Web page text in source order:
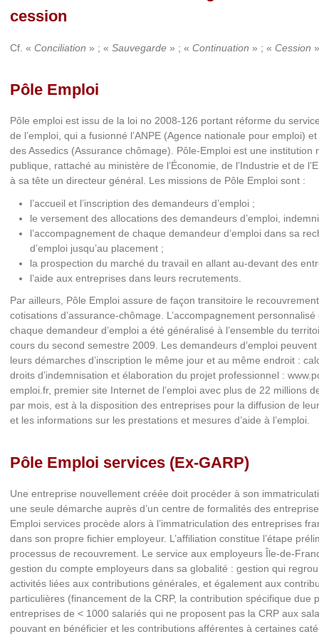
cession
Cf. « Conciliation » ; « Sauvegarde » ; « Continuation » ; « Cession
Pôle Emploi
Pôle emploi est issu de la loi no 2008-126 portant réforme du
de l’emploi, qui a fusionné l’ANPE (Agence nationale pour emploi)
des Assedics (Assurance chômage). Pôle-Emploi est une institution
publique, rattaché au ministère de l’Économie, de l’Industrie et de
à sa tête un directeur général. Les missions de Pôle Emploi sont :
l’accueil et l’inscription des demandeurs d’emploi ;
le versement des allocations des demandeurs d’emploi,
l’accompagnement de chaque demandeur d’emploi dans sa
d’emploi jusqu’au placement ;
la prospection du marché du travail en allant au-devant des
l’aide aux entreprises dans leurs recrutements.
Par ailleurs, Pôle Emploi assure de façon transitoire le
cotisations d’assurance-chômage. L’accompagnement personnalisé
chaque demandeur d’emploi a été généralisé à l’ensemble du
cours du second semestre 2009. Les demandeurs d’emploi
leurs démarches d’inscription le même jour et au même endroit :
droits d’indemnisation et élaboration du projet professionnel :
emploi.fr, premier site Internet de l’emploi avec plus de 22 millions
par mois, est à la disposition des entreprises pour la diffusion de
et les informations sur les prestations et mesures d’aide à l’emploi.
Pôle Emploi services (Ex-GARP)
Une entreprise nouvellement créée doit procéder à son
une seule démarche auprès d’un centre de formalités des
Emploi services procède alors à l’immatriculation des entreprises
dans son propre fichier employeur. L’affiliation constitue l’étape
processus de recouvrement. Le service aux employeurs Île-de-
gestion du compte employeurs dans sa globalité : gestion qui
activités liées aux contributions générales, et également aux
particulières (financement de la CRP, la contribution spécifique due
entreprises de < 1000 salariés qui ne proposent pas la CRP aux
pouvant en bénéficier et les contributions afférentes à certaines